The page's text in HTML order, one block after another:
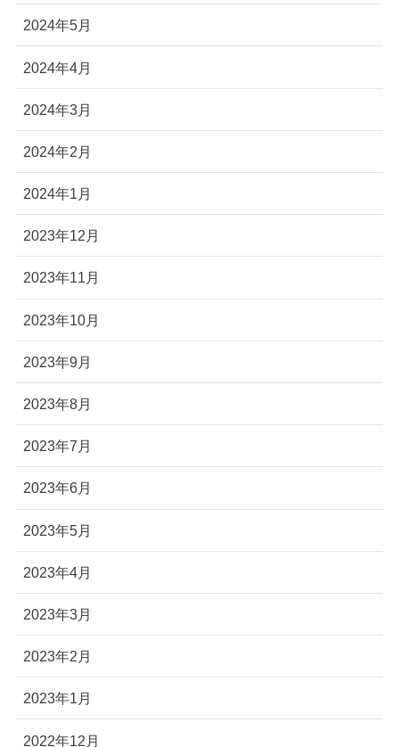
2024年5月
2024年4月
2024年3月
2024年2月
2024年1月
2023年12月
2023年11月
2023年10月
2023年9月
2023年8月
2023年7月
2023年6月
2023年5月
2023年4月
2023年3月
2023年2月
2023年1月
2022年12月